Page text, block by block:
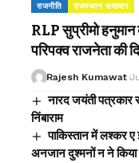
राजनीति राजस्थान समाचार
RLP सुप्रीमो हनुमान
परिपक्व राजनेता की
Rajesh Kumawat
नारद जयंती पत्रकार
निंबाराम
पाकिस्तान में लश्कर
अनजान दुश्मनों न ने किया